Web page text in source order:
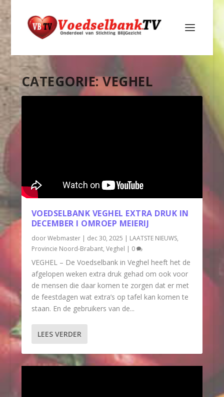
CATEGORIE:VEGHEL
VOEDSELBANK VEGHEL EXTRA DRUK IN
DECEMBER I OMROEP MEIERIJ
doorWebmaster| dec 30, 2025 | LAATSTE NIEUWS,
Provincie Noord-Brabant, Veghel | 0
VEGHEL – De Voedselbank in Veghel heeft het de
afgelopen weken extra druk gehad om ook voor
de mensen die daar komen te zorgen dat er met
de feestdagen wat extra’s op tafel kan komen te
staan. En de gebruikers van de...
LEES VERDER